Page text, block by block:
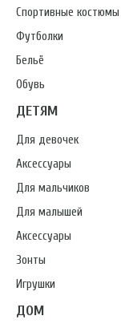
Спортивные костюмы
Футболки
Бельё
Обувь
ДЕТЯМ
Для девочек
Аксессуары
Для мальчиков
Для малышей
Аксессуары
Зонты
Игрушки
ДОМ